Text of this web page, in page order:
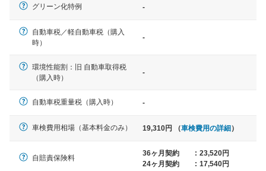
大型車
グリーン化特例 -
自動車税／軽自動車税（購入
時）
-
環境性能割：旧 自動車取得税
（購入時）
-
自動車税重量税（購入時） -
車検費用相場（基本料金のみ） 19,310円 （車検費用の詳細）
自賠責保険料
36ヶ月契約 : 23,520円
24ヶ月契約
: 17,540円